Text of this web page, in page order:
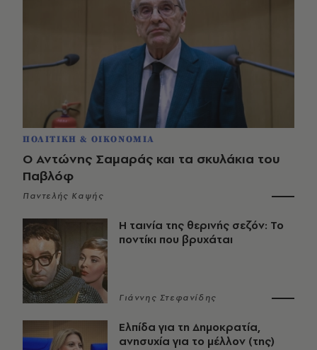
ΠΟΛΙΤΙΚΗ & ΟΙΚΟΝΟΜΙΑ
Ο Αντώνης Σαμαράς και τα σκυλάκια του
Παβλόφ
Παντελής Καψής
Η ταινία της θερινής σεζόν: Το
ποντίκι που βρυχάται
Γιάννης Στεφανίδης
Ελπίδα για τη Δημοκρατία,
ανησυχία για το μέλλον (της)